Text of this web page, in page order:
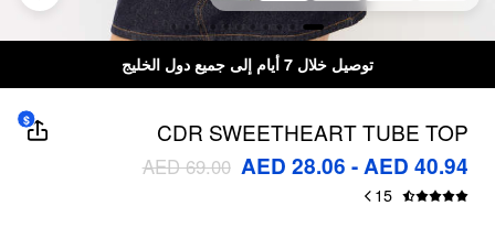
توصيل خلال 7 أيام إلى جميع دول الخليج
CDR SWEETHEART TUBE TOP
AED 28.06 - AED 40.94
AED 69.00
15
$